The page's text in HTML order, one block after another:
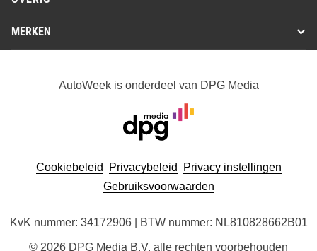
MERKEN
AutoWeek is onderdeel van DPG Media
Cookiebeleid Privacybeleid
Privacy instellingen
Gebruiksvoorwaarden
KvK nummer: 34172906 | BTW nummer: NL810828662B01
© 2026 DPG Media B.V. alle rechten voorbehouden